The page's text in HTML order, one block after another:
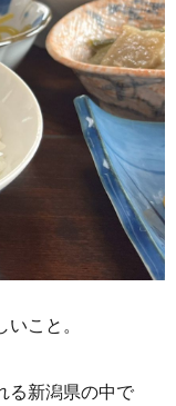
こと。
る新潟県の中で